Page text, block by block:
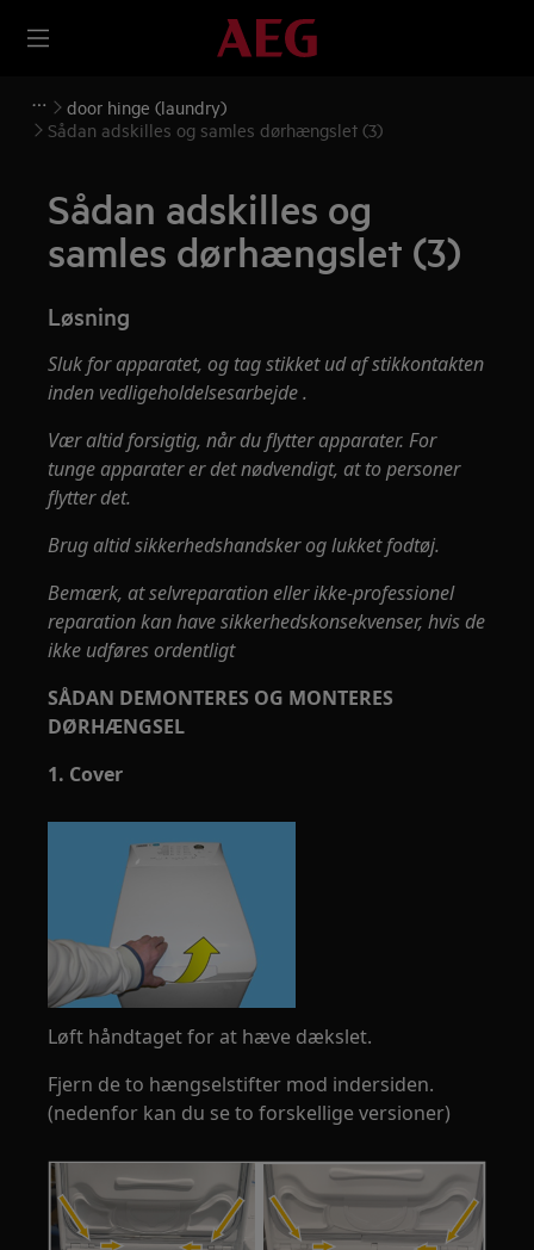
door hinge (laundry)
Sådan adskilles og samles dørhængslet (3)
Sådan adskilles og
samles dørhængslet (3)
Løsning
Sluk for apparatet, og tag stikket ud afstikkontakten
inden vedligeholdelsesarbejde.
Vær altid forsigtig, når du flytter apparater. For
tunge apparater er det nødvendigt, at to personer
flytter det.
Brug altid sikkerhedshandsker og lukket fodtøj.
Bemærk, at selvreparation eller ikke-professionel
reparation kan have sikkerhedskonsekvenser, hvis de
ikke udføres ordentligt
SÅDAN DEMONTERES OG MONTERES
DØRHÆNGSEL
1. Cover
Løft håndtaget for at hæve dækslet.
Fjern de to hængselstifter mod indersiden.
(nedenfor kan du se to forskellige versioner)